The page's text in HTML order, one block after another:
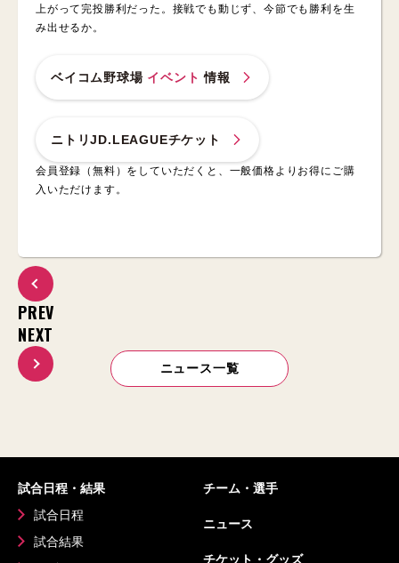
上がって完投勝利だった。接戦でも動じず、今節でも勝利を生
み出せるか。
ベイコム野球場 イベント情報
ニトリJD.LEAGUEチケット
会員登録（無料）をしていただくと、一般価格よりお得にご購
入いただけます。
PREV
ニュース一覧
NEXT
試合日程・結果
試合日程
試合結果
チーム・選手
ニュース
チケット・グッズ